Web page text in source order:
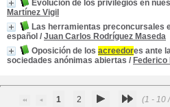
Evolución de los privilegios en
Martínez Vigil
Las herramientas preconcursales
español / Juan Carlos Rodríguez Maseda
Oposición de los acreedores ante
sociedades anónimas abiertas / Federico
1 2 (1 - 10